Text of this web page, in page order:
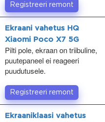
Registreeri remont
Ekraani vahetus HQ
Xiaomi Poco X7 5G
Pilti pole, ekraan on triibuline,
puutepaneel ei reageeri
puudutusele.
Registreeri remont
Ekraaniklaasi vahetus